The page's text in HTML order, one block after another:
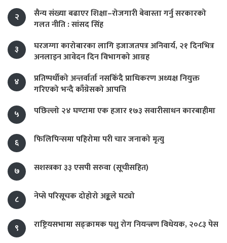
२
सैन्य संख्या बढाएर शिक्षा–रोजगारी बेवास्ता गर्नु सरकारको
गलत नीति : सांसद सिंह
३
घरजग्गा कारोबारका लागि इजाजतपत्र अनिवार्य, २१ दिनभित्र
अनलाइन आवेदन दिन विभागको आग्रह
४
प्रतिष्पर्धीको अन्तर्वार्ता नसकिँदै प्राधिकरण अध्यक्ष नियुक्त
गरिएको भन्दै काँग्रेसको आपत्ति
५
पछिल्लो २४ घण्टामा एक हजार १७३ सवारीसाधन कारबाहीमा
६ फिलिपिन्समा पहिरोमा परी चार जनाको मृत्यु
७ सशस्त्रका ३३ एसपी सरुवा (सूचीसहित)
८ नेप्से परिसूचक दोहोरो अङ्कले घट्यो
९ राष्ट्रियसभामा सङ्क्रामक पशु रोग नियन्त्रण विधेयक, २०८३ पेस